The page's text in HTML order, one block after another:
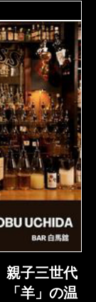
子三世代
羊」の温